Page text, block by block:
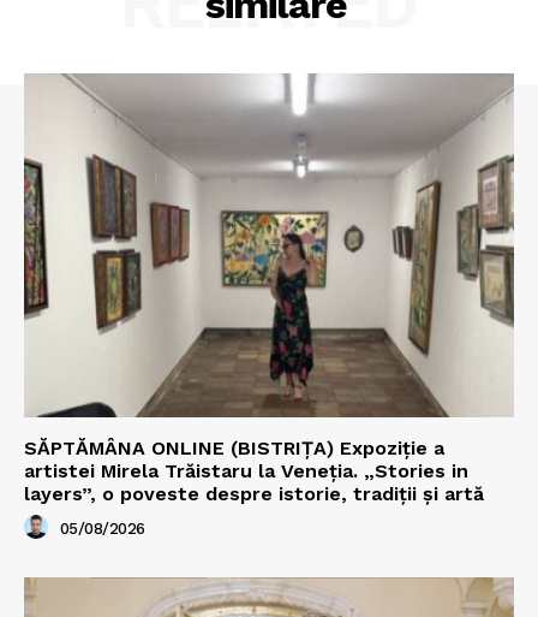
SĂPTĂMÂNA ONLINE (BISTRIȚA) Expoziție a
artistei Mirela Trăistaru la Veneția. „Stories in
layers”, o poveste despre istorie, tradiții și artă
05/08/2026